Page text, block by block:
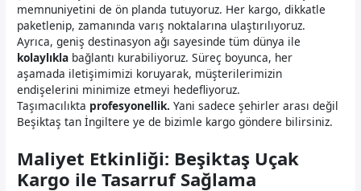
memnuniyetini de ön planda tutuyoruz. Her kargo, dikkatle
paketlenip, zamanında varış noktalarına ulaştırılıyoruz.
Ayrıca, geniş destinasyon ağı sayesinde tüm dünya ile
kolaylıkla bağlantı kurabiliyoruz. Süreç boyunca, her
aşamada iletişimimizi koruyarak, müşterilerimizin
endişelerini minimize etmeyi hedefliyoruz.
Taşımacılıkta profesyonellik.Yani sadece şehirler arası değil
Beşiktaş tan İngiltere ye de bizimle kargo göndere bilirsiniz.
Maliyet Etkinliği: Beşiktaş Uçak
Kargo ile Tasarruf Sağlama